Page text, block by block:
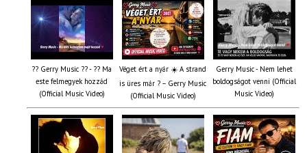
?? Gerry Music ?? - ?? Ma
este felmegyek hozzád
(Official Music Video)
Véget ért a nyár ☀️ A strand
is üres már ? – Gerry Music
(Official Music Video)
Gerry Music - Nem lehet
boldogságot venni (Official
Music Video)